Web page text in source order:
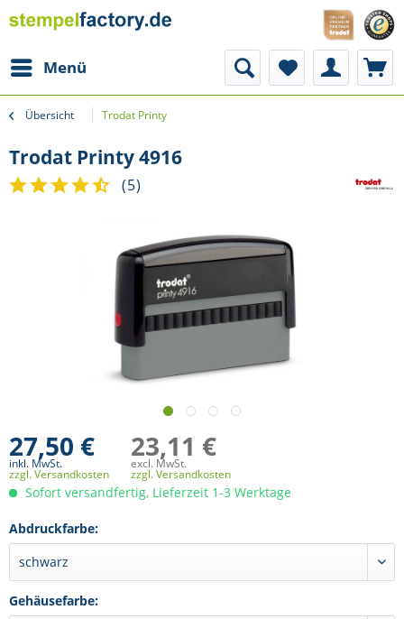
Menü
Übersicht Trodat Printy
Trodat Printy 4916
(5)
27,50 €
inkl. MwSt.
zzgl. Versandkosten
23,11 €
excl. MwSt.
zzgl. Versandkosten
Sofort versandfertig, Lieferzeit 1-3 Werktage
Abdruckfarbe:
Gehäusefarbe: